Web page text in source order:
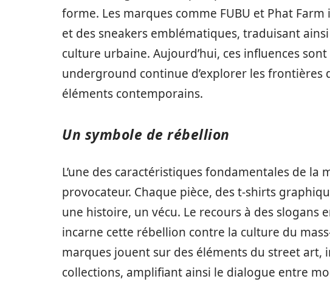
forme. Les marques comme FUBU et Phat
et des sneakers emblématiques, traduisant
culture urbaine. Aujourd’hui, ces influences
underground continue d’explorer les
éléments contemporains.
Un symbole de rébellion
L’une des caractéristiques fondamentales de
provocateur. Chaque pièce, des t-shirts
une histoire, un vécu. Le recours à des slogans
incarne cette rébellion contre la culture du
marques jouent sur des éléments du street
collections, amplifiant ainsi le dialogue entre